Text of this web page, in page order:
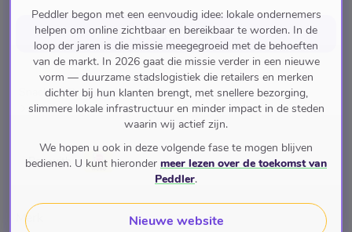
In winkelwagenvoor € 6,50
Snacks & Ready to Eat
Frozen Foods
Frozen Meat Products
Pay with
Merk
Peddler begon met een eenvoudig idee: lokale ondernemers
helpen om online zichtbaar en bereikbaar te worden. In de
loop der jaren is die missie meegegroeid met de behoeften
van de markt. In 2026 gaat die missie verder in een nieuwe
vorm — duurzame stadslogistiek die retailers en merken
dichter bij hun klanten brengt, met snellere bezorging,
slimmere lokale infrastructuur en minder impact in de steden
waarin wij actief zijn.
We hopen u ook in deze volgende fase te mogen blijven
bedienen. U kunt hieronder meer lezen over de toekomst van
Peddler.
Nieuwe website